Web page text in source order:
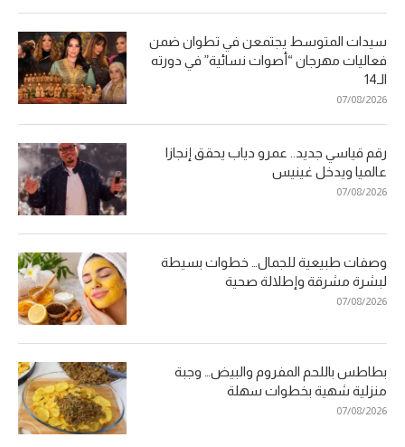
سيدات المتوسط يجتمعن في تطوان ضمن
فعاليات مهرجان “أصوات نسائية” في دورته
الـ14
07/08/2026
رقم قياسي جديد.. عمرو دياب يحقق إنجازا
عالميا ويدخل غينيس
07/08/2026
وصفات طبيعية للجمال… خطوات بسيطة
لبشرة مشرقة وإطلالة صحية
07/08/2026
بطاطس باللحم المفروم والبيض… وجبة
منزلية شهية بخطوات سهلة
07/08/2026